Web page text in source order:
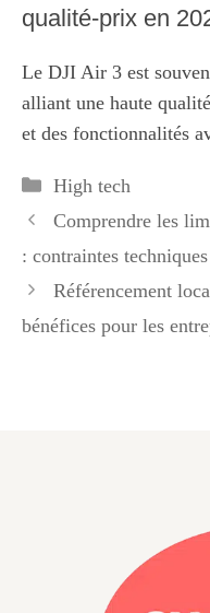
qualité-prix en
Le DJI Air 3 est
alliant une haute
et des fonctionnalités
Catégories
High tech
Comprendre les
: contraintes
Référencement
bénéfices pour les